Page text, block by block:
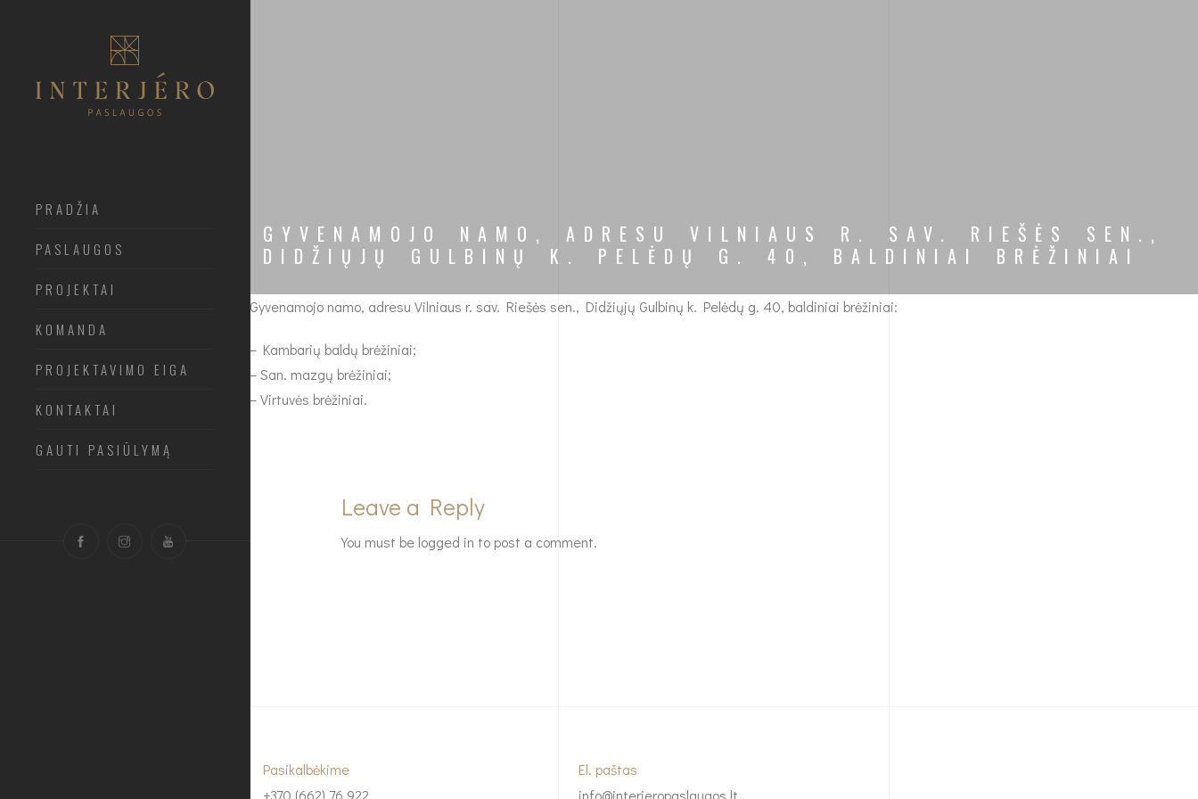
PRADŽIA
PASLAUGOS
PROJEKTAI
KOMANDA
PROJEKTAVIMO EIGA
KONTAKTAI
GAUTI PASIŪLYMĄ
GYVENAMOJO NAMO, ADRESU VILNIAUS R. SAV. RIEŠĖS SEN.,
DIDŽIŲJŲ GULBINŲ K. PELĖDŲ G. 40, BALDINIAI BRĖŽINIAI
Gyvenamojo namo, adresu Vilniaus r. sav. Riešės sen., Didžiųjų Gulbinų k. Pelėdų g. 40, baldiniai brėžiniai:
– Kambarių baldų brėžiniai;
– San. mazgų brėžiniai;
– Virtuvės brėžiniai.
Leave a Reply
You must be logged in to post a comment.
Pasikalbėkime
+370 (662) 76 922
El. paštas
info@interjeropaslaugos.lt